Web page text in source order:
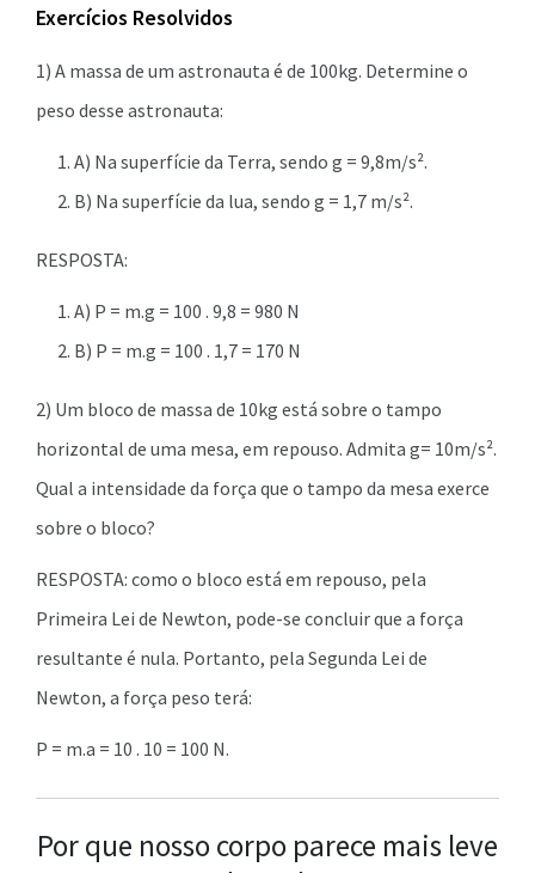
Exercícios Resolvidos
1) A massa de um astronauta é de 100kg. Determine o
peso desse astronauta:
A) Na superfície da Terra, sendo g = 9,8m/s².
B) Na superfície da lua, sendo g = 1,7 m/s².
RESPOSTA:
A) P = m.g = 100 . 9,8 = 980 N
B) P = m.g = 100 . 1,7 = 170 N
2) Um bloco de massa de 10kg está sobre o tampo
horizontal de uma mesa, em repouso. Admita g= 10m/s².
Qual a intensidade da força que o tampo da mesa exerce
sobre o bloco?
RESPOSTA: como o bloco está em repouso, pela
Primeira Lei de Newton, pode-se concluir que a força
resultante é nula. Portanto, pela Segunda Lei de
Newton, a força peso terá:
P = m.a = 10 . 10 = 100 N.
Por que nosso corpo parece mais leve